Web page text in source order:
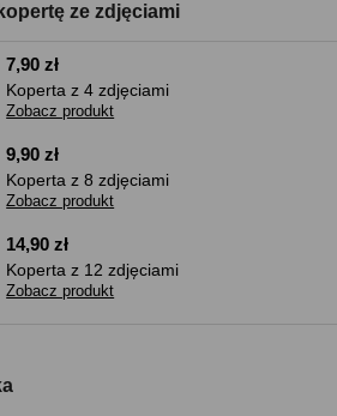
ze zdjęciami
7,90 zł
Koperta z 4 zdjęciami
Zobacz produkt
9,90 zł
Koperta z 8 zdjęciami
Zobacz produkt
14,90 zł
Koperta z 12 zdjęciami
Zobacz produkt